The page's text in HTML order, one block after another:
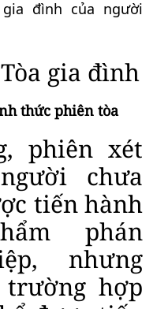
đình của người
gia đình
thức phiên tòa
phiên xét
chưa
tiến hành
phán
nhưng
hợp